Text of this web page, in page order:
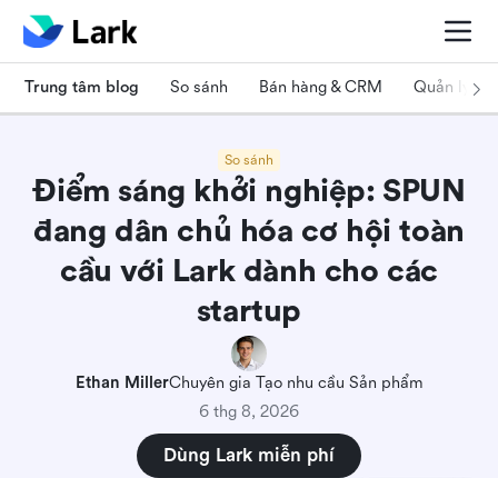
Trung tâm blog So sánh Bán hàng & CRM Quản lý dự
So sánh
Điểm sáng khởi nghiệp: SPUN
đang dân chủ hóa cơ hội toàn
cầu với Lark dành cho các
startup
Ethan MillerChuyên gia Tạo nhu cầu Sản phẩm
6 thg 8, 2026
Dùng Lark miễn phí